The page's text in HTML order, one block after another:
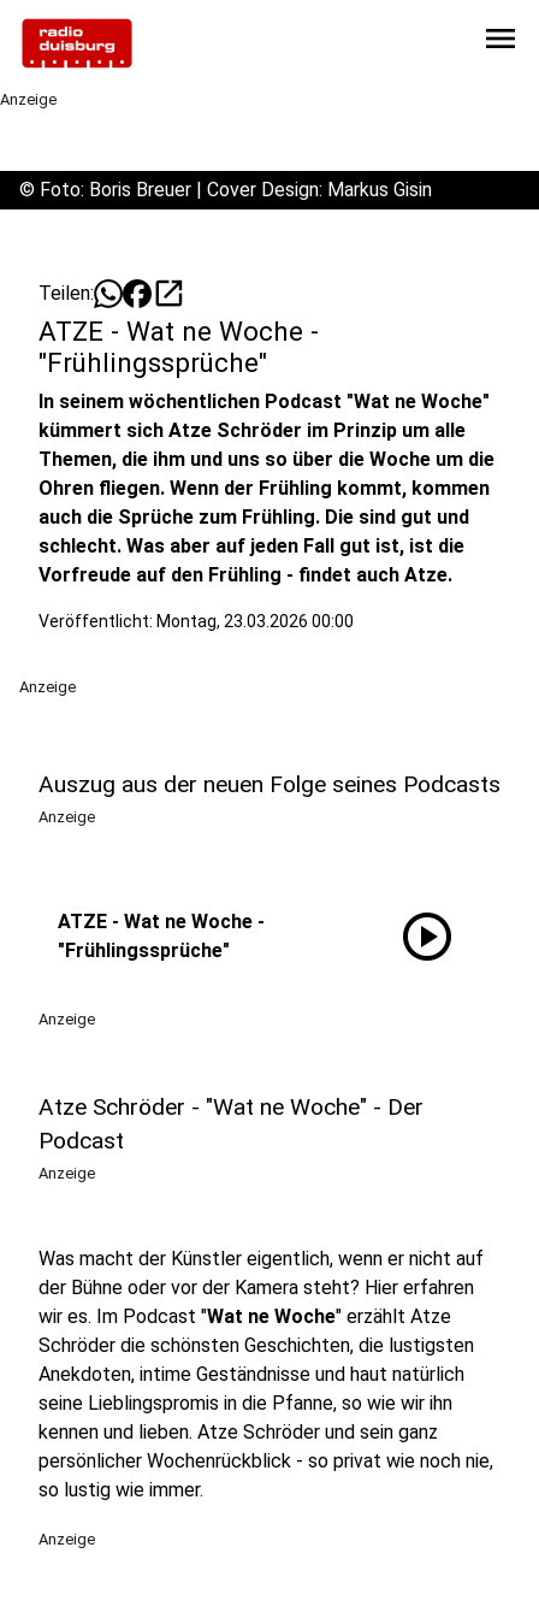
menu
Anzeige
© Foto: Boris Breuer | Cover Design: Markus Gisin
Teilen: open_in_new
ATZE - Wat ne Woche -
"Frühlingssprüche"
In seinem wöchentlichen Podcast "Wat ne Woche"
kümmert sich Atze Schröder im Prinzip um alle
Themen, die ihm und uns so über die Woche um die
Ohren fliegen. Wenn der Frühling kommt, kommen
auch die Sprüche zum Frühling. Die sind gut und
schlecht. Was aber auf jeden Fall gut ist, ist die
Vorfreude auf den Frühling - findet auch Atze.
Veröffentlicht: Montag, 23.03.2026 00:00
Anzeige
Auszug aus der neuen Folge seines Podcasts
Anzeige
ATZE - Wat ne Woche -
"Frühlingssprüche"
play_circle
Anzeige
Atze Schröder - "Wat ne Woche" - Der
Podcast
Anzeige
Was macht der Künstler eigentlich, wenn er nicht auf
der Bühne oder vor der Kamera steht? Hier erfahren
wir es. Im Podcast "Wat ne Woche" erzählt Atze
Schröder die schönsten Geschichten, die lustigsten
Anekdoten, intime Geständnisse und haut natürlich
seine Lieblingspromis in die Pfanne, so wie wir ihn
kennen und lieben. Atze Schröder und sein ganz
persönlicher Wochenrückblick - so privat wie noch nie,
so lustig wie immer.
Anzeige